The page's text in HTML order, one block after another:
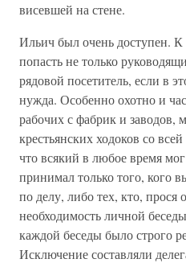
висевшей на стене.
Ильич был очень доступен. К
попасть не только
рядовой посетитель, если в
нужда. Особенно охотно и
рабочих с фабрик и заводов,
крестьянских ходоков со
что всякий в любое время
принимал только того, кого
по делу, либо тех, кто, прося
необходимость личной
каждой беседы было строго
Исключение составляли